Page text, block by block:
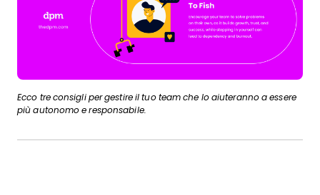
Ecco tre consigli per gestire il tuo team che lo aiuteranno a essere
più autonomo e responsabile.